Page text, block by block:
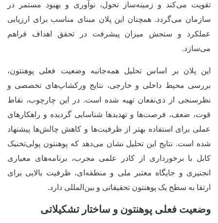
تقویت می‌کند و زمینه‌ساز تحول، نوآوری و بهبود مستمر در
سازمان می‌گردد. همچنان این پلان مبنای مناسب برای ارزیابی
عملکرد و سنجش میزان پیشرفت در تحقق اهداف فراهم
می‌سازد.
این پلان بر اساس تحلیل همه‌جانبه وضعیت فعلی پوهنتون،
بررسی محیط داخلی و خارجی، نتایج ورکشاپ‌های تخصصی و
نظرسنجی از ذی‌نفعان تهیه شده است. در این چارچوب، نقاط
قوت، ضعف، فرصت‌ها و تهدیدها شناسایی گردیده و راهکارهای
عملی برای استفاده بهتر از ظرفیت‌ها و کاهش چالش‌ها پیشنهاد
شده است. نتایج این تحلیل نشان می‌دهد که پوهنتون پولی‌تخنیک
کابل با برخورداری از کادر علمی مجرب، برنامه‌های معیاری
انجنیری و جایگاه معتبر ملی و منطقه‌ای، ظرفیت بالایی برای
ارتقا به سطح یک پوهنتون تحقیقاتی و بین‌المللی دارد.
وضعیت فعلی پوهنتون و ساختار تشکیلاتی